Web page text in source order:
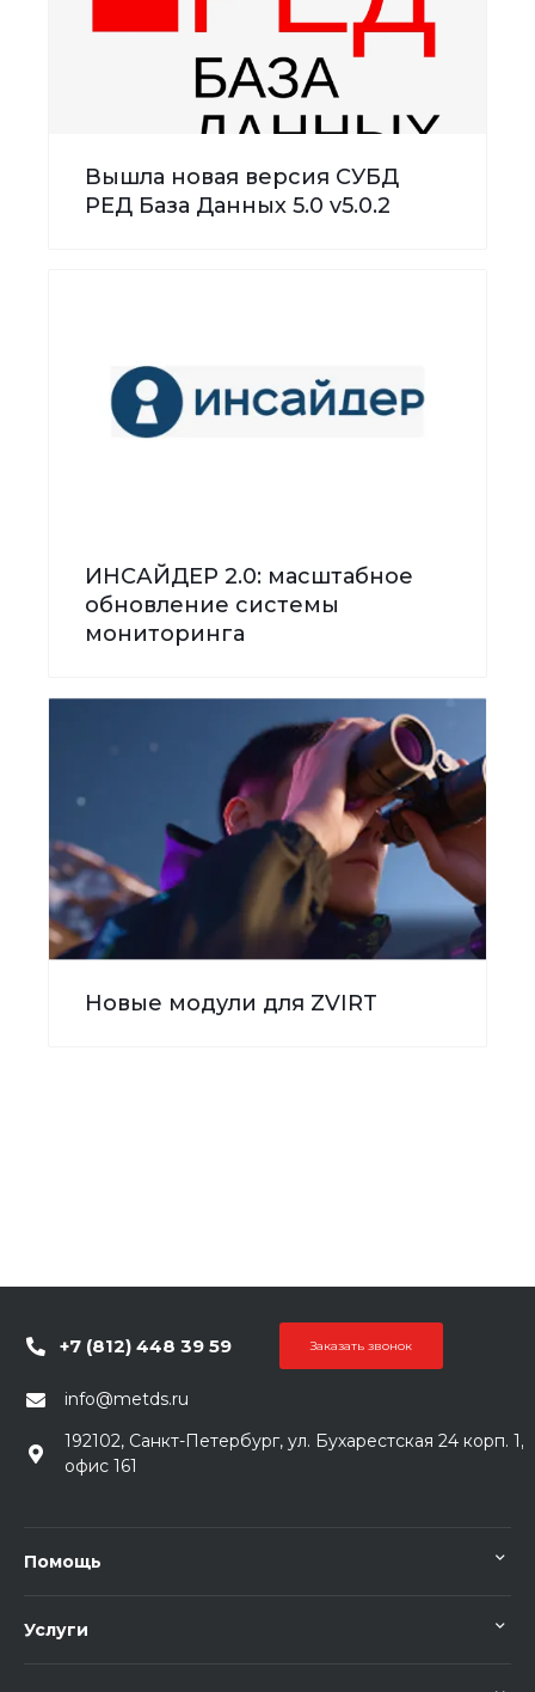
Вышла новая версия СУБД
РЕД База Данных 5.0 v5.0.2
ИНСАЙДЕР 2.0: масштабное
обновление системы
мониторинга
Новые модули для ZVIRT
+7 (812) 448 39 59 Заказать звонок
info@metds.ru
192102, Санкт-Петербург, ул. Бухарестская 24 корп. 1,
офис 161
Помощь
Услуги